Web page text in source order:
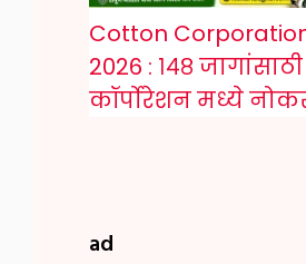
Cotton
2026 : १४८
कॉर्पोरेशन मध्ये
ad